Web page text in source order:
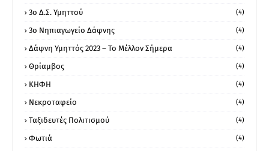
3ο Δ.Σ. Υμηττού (4)
3ο Νηπιαγωγείο Δάφνης (4)
Δάφνη Υμηττός 2023 – Το Μέλλον Σήμερα (4)
Θρίαμβος (4)
ΚΗΦΗ (4)
Νεκροταφείο (4)
Ταξιδευτές Πολιτισμού (4)
Φωτιά (4)